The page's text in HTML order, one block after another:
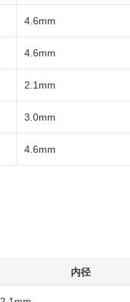
4.6mm
4.6mm
2.1mm
3.0mm
4.6mm
内径